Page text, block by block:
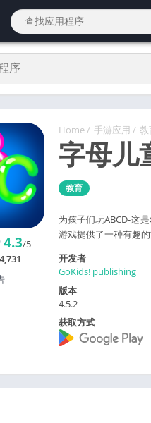
Home/ 手游应用 /
字母儿
教育
为孩子们玩ABCD-这
游戏提供了一种有趣
4.3/5
开发者
GoKids! publishing
版本
4.5.2
获取方式